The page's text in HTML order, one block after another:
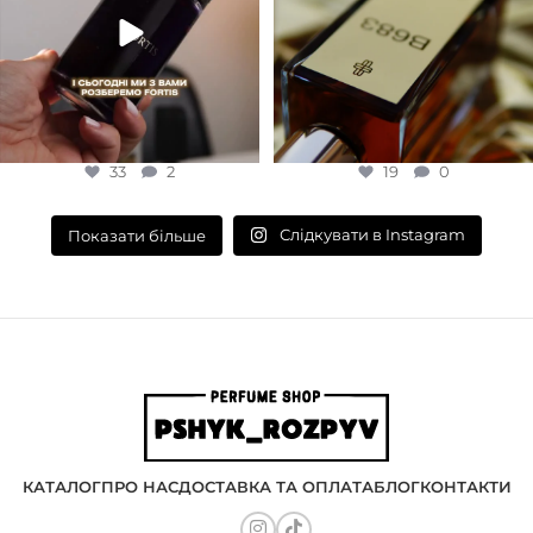
33 2 19 0
Показати більше Слідкувати в Instagram
КАТАЛОГПРО НАСДОСТАВКА ТА ОПЛАТАБЛОГКОНТАКТИ